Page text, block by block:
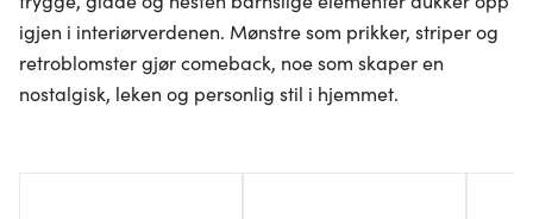
igjen i interiørverdenen. Mønstre som prikker, striper og
retroblomster gjør comeback, noe som skaper en
nostalgisk, leken og personlig stil i hjemmet.